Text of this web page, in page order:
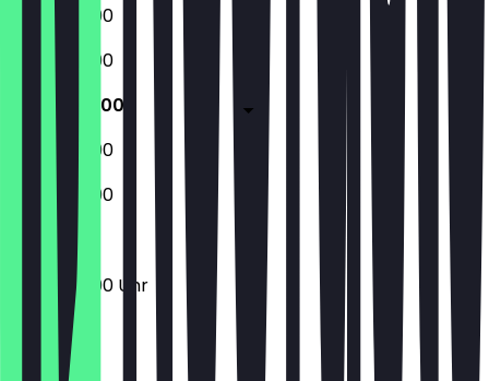
10:00 - 23:00
10:00 - 23:00
10:00 - 23:00
10:00 - 23:00
10:00 - 23:00
10:00 - 23:00 Uhr